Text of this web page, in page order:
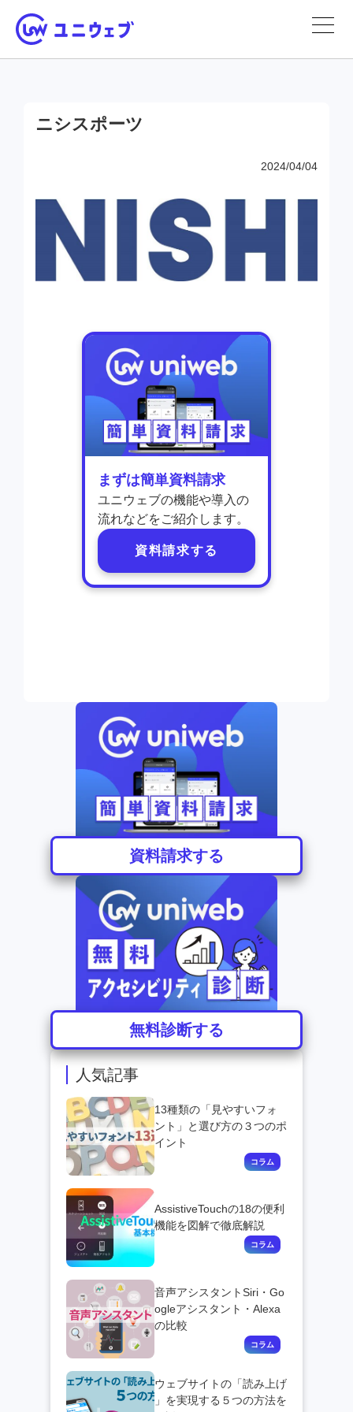
ニシスポーツ
2024/04/04
まずは簡単資料請求
ユニウェブの機能や導入の
流れなどをご紹介します。
資料請求する
人気記事
13種類の「見やすいフォ
ント」と選び方の３つのポ
イント
AssistiveTouchの18の便利
機能を図解で徹底解説
音声アシスタントSiri・Go
ogleアシスタント・Alexa
の比較
ウェブサイトの「読み上げ
」を実現する５つの方法を
資料請求する
無料診断する